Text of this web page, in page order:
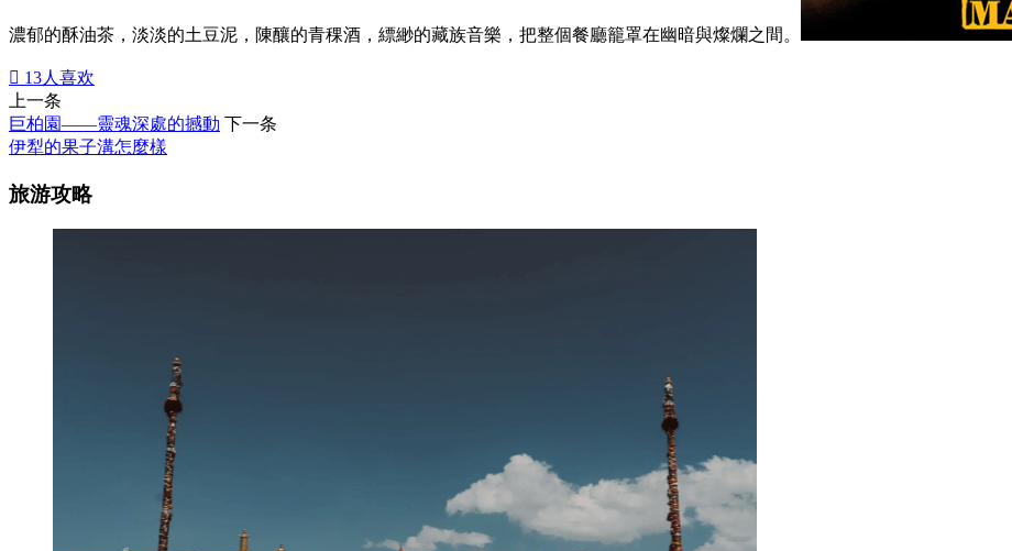
濃郁的酥油茶，淡淡的土豆泥，陳釀的青稞酒，縹緲的藏族音樂，把整個餐廳籠罩在幽暗與燦爛之間。
 13人喜欢
上一条
巨柏園——靈魂深處的撼動 下一条
伊犁的果子溝怎麼樣
旅游攻略